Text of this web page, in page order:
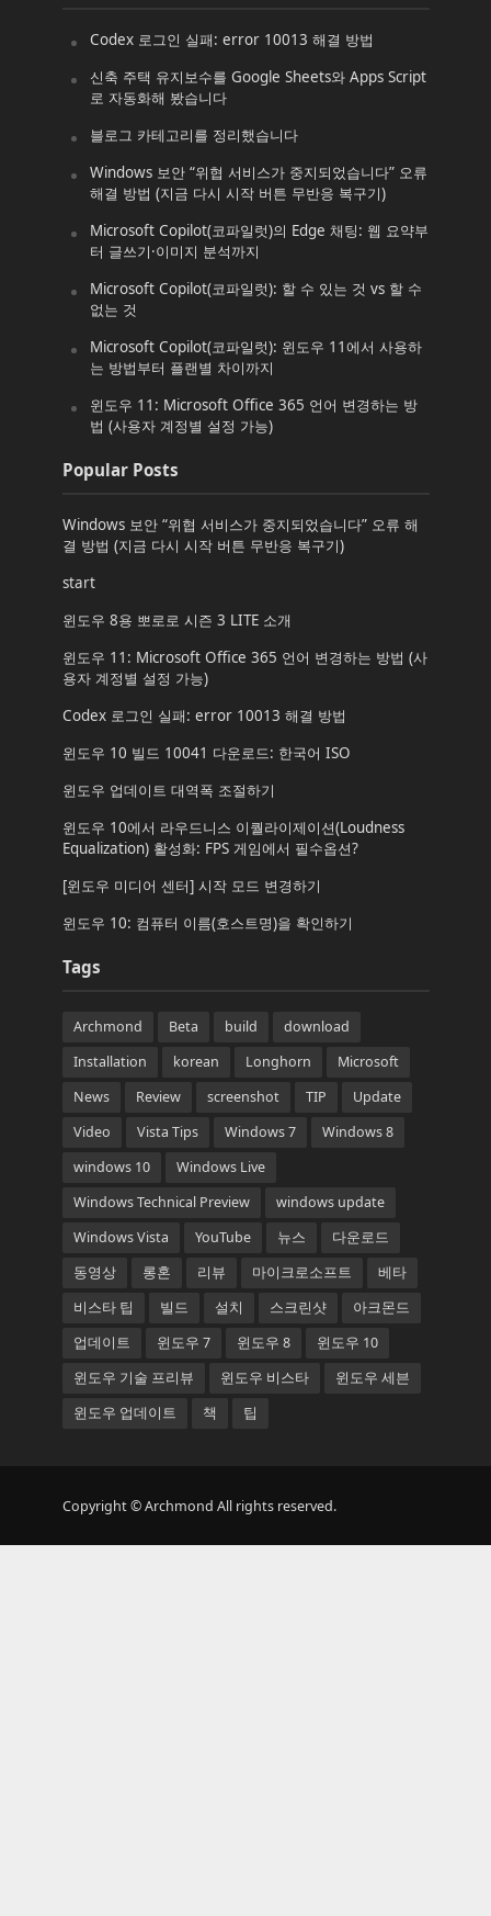
Codex 로그인 실패: error 10013 해결 방법
신축 주택 유지보수를 Google Sheets와 Apps Script
로 자동화해 봤습니다
블로그 카테고리를 정리했습니다
Windows 보안 “위협 서비스가 중지되었습니다” 오류
해결 방법 (지금 다시 시작 버튼 무반응 복구기)
Microsoft Copilot(코파일럿)의 Edge 채팅: 웹 요약부
터 글쓰기·이미지 분석까지
Microsoft Copilot(코파일럿): 할 수 있는 것 vs 할 수
없는 것
Microsoft Copilot(코파일럿): 윈도우 11에서 사용하
는 방법부터 플랜별 차이까지
윈도우 11: Microsoft Office 365 언어 변경하는 방
법 (사용자 계정별 설정 가능)
Popular Posts
Windows 보안 “위협 서비스가 중지되었습니다” 오류 해
결 방법 (지금 다시 시작 버튼 무반응 복구기)
start
윈도우 8용 뽀로로 시즌 3 LITE 소개
윈도우 11: Microsoft Office 365 언어 변경하는 방법 (사
용자 계정별 설정 가능)
Codex 로그인 실패: error 10013 해결 방법
윈도우 10 빌드 10041 다운로드: 한국어 ISO
윈도우 업데이트 대역폭 조절하기
윈도우 10에서 라우드니스 이퀄라이제이션(Loudness
Equalization) 활성화: FPS 게임에서 필수옵션?
[윈도우 미디어 센터] 시작 모드 변경하기
윈도우 10: 컴퓨터 이름(호스트명)을 확인하기
Tags
Archmond Beta build
download
Installation
korean Longhorn
Microsoft
News
Review screenshot TIP
Update
Video
Vista Tips Windows 7
Windows 8
windows 10
Windows Live
Windows Technical Preview
windows update
Windows Vista
YouTube 뉴스
다운로드
동영상
롱혼 리뷰 마이크로소프트
베타
비스타 팁
빌드 설치 스크린샷
아크몬드
업데이트
윈도우 7 윈도우 8
윈도우 10
윈도우 기술 프리뷰
윈도우 비스타
윈도우 세븐
윈도우 업데이트
책 팁
Copyright © Archmond All rights reserved.